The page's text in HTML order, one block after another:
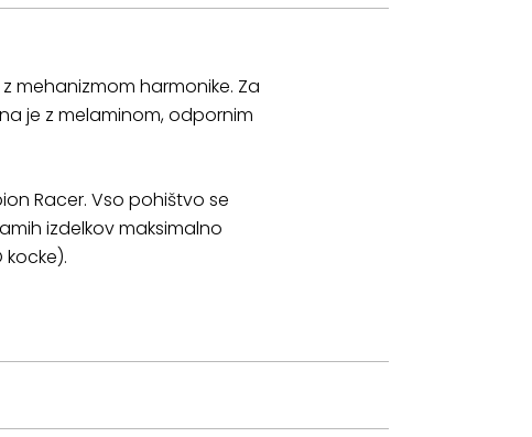
mehanizmom harmonike. Za
je z melaminom, odpornim
Racer. Vso pohištvo se
izdelkov maksimalno
kocke).